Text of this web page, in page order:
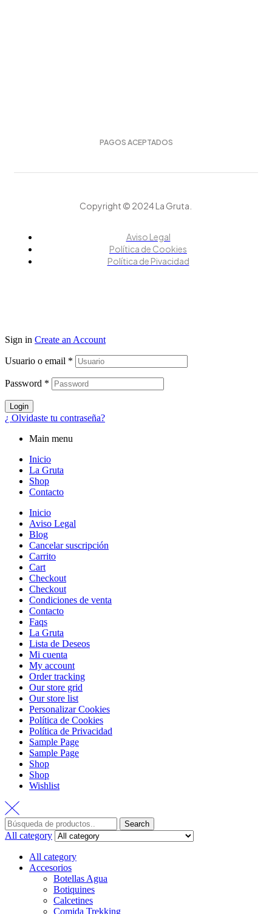
PAGOS ACEPTADOS
Copyright © 2024 La Gruta.
Aviso Legal
Política de Cookies
Política de Pivacidad
Sign in Create an Account
Usuario o email *
Password *
Login
¿ Olvidaste tu contraseña?
Main menu
Inicio
La Gruta
Shop
Contacto
Inicio
Aviso Legal
Blog
Cancelar suscripción
Carrito
Cart
Checkout
Checkout
Condiciones de venta
Contacto
Faqs
La Gruta
Lista de Deseos
Mi cuenta
My account
Order tracking
Our store grid
Our store list
Personalizar Cookies
Política de Cookies
Política de Privacidad
Sample Page
Sample Page
Shop
Shop
Wishlist
Search
All category
All category
Accesorios
Botellas Agua
Botiquines
Calcetines
Comida Trekking